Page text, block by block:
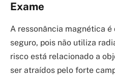
Exame
A ressonância magnética
seguro, pois não utiliza
risco está relacionado a
ser atraídos pelo forte